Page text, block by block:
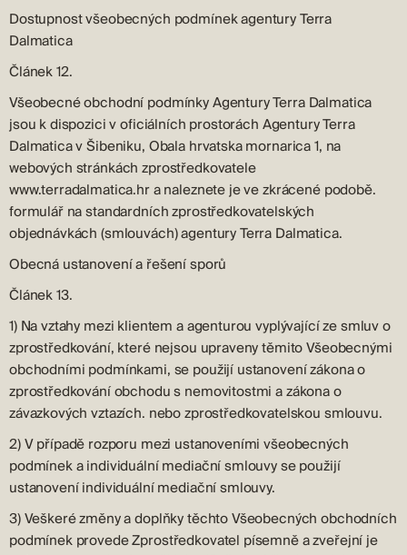
Dostupnost všeobecných podmínek agentury Terra
Dalmatica
Článek 12.
Všeobecné obchodní podmínky Agentury Terra Dalmatica
jsou k dispozici v oficiálních prostorách Agentury Terra
Dalmatica v Šibeniku, Obala hrvatska mornarica 1, na
webových stránkách zprostředkovatele
www.terradalmatica.hr a naleznete je ve zkrácené podobě.
formulář na standardních zprostředkovatelských
objednávkách (smlouvách) agentury Terra Dalmatica.
Obecná ustanovení a řešení sporů
Článek 13.
1) Na vztahy mezi klientem a agenturou vyplývající ze smluv o
zprostředkování, které nejsou upraveny těmito Všeobecnými
obchodními podmínkami, se použijí ustanovení zákona o
zprostředkování obchodu s nemovitostmi a zákona o
závazkových vztazích. nebo zprostředkovatelskou smlouvu.
2) V případě rozporu mezi ustanoveními všeobecných
podmínek a individuální mediační smlouvy se použijí
ustanovení individuální mediační smlouvy.
3) Veškeré změny a doplňky těchto Všeobecných obchodních
podmínek provede Zprostředkovatel písemně a zveřejní je